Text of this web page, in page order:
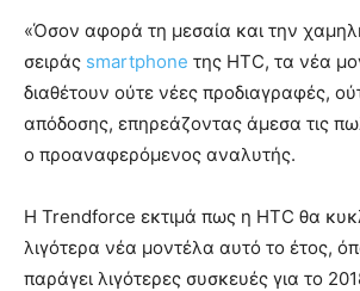
«Όσον αφορά τη μεσαία και την
σειράς smartphone της HTC, τα νέα
διαθέτουν ούτε νέες προδιαγραφές,
απόδοσης, επηρεάζοντας άμεσα τις
ο προαναφερόμενος αναλυτής.
Η Trendforce εκτιμά πως η HTC θα
λιγότερα νέα μοντέλα αυτό το έτος,
παράγει λιγότερες συσκευές για το